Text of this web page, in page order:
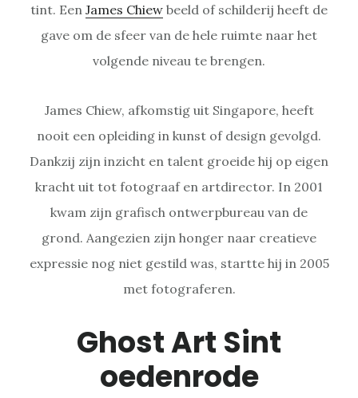
tint. Een James Chiew beeld of schilderij heeft de
gave om de sfeer van de hele ruimte naar het
volgende niveau te brengen.
James Chiew, afkomstig uit Singapore, heeft
nooit een opleiding in kunst of design gevolgd.
Dankzij zijn inzicht en talent groeide hij op eigen
kracht uit tot fotograaf en artdirector. In 2001
kwam zijn grafisch ontwerpbureau van de
grond. Aangezien zijn honger naar creatieve
expressie nog niet gestild was, startte hij in 2005
met fotograferen.
Ghost Art Sint
oedenrode